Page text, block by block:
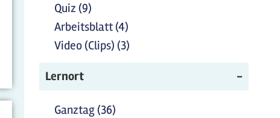
Quiz (9)
Arbeitsblatt (4)
Video (Clips) (3)
Lernort
Ganztag (36)